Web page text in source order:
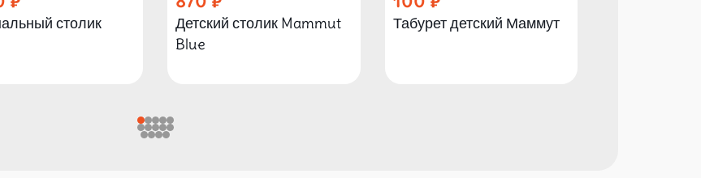
столик
Детский столик Mammut
Blue
Табурет детский Маммут